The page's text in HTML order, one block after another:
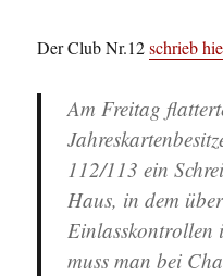
Der Club Nr.12schrieb
Am Freitag
112/113 ein
Haus, in dem
Einlasskontrollen
muss man bei